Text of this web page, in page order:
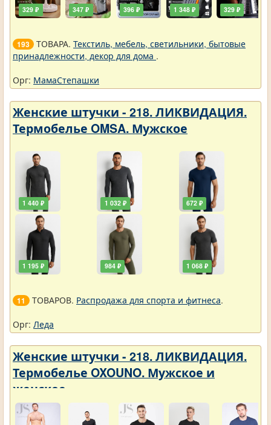
329 ₽ 347 ₽ 396 ₽ 1 348 ₽ 329 ₽
193 ТОВАРА. Текстиль, мебель, светильники, бытовые
принадлежности, декор для дома .
Орг: МамаСтепашки
Женские штучки - 218. ЛИКВИДАЦИЯ.
Термобелье OMSA. Мужское
1 440 ₽
1 195 ₽
1 032 ₽
984 ₽
672 ₽
1 068 ₽
11 ТОВАРОВ. Распродажа для спорта и фитнеса.
Орг: Леда
Женские штучки - 218. ЛИКВИДАЦИЯ.
Термобелье OXOUNO. Мужское и
женское